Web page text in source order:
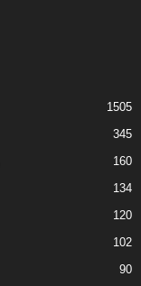
1505
345
160
134
120
102
90